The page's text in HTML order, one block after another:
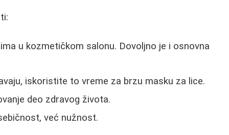
u kozmetičkom salonu. Dovoljno je i osnovna
iskoristite to vreme za brzu masku za lice.
deo zdravog života.
već nužnost.